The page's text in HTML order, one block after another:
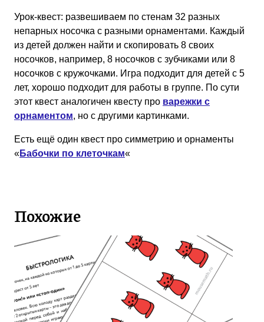
Урок-квест: развешиваем по стенам 32 разных
непарных носочка с разными орнаментами. Каждый
из детей должен найти и скопировать 8 своих
носочков, например, 8 носочков с зубчиками или 8
носочков с кружочками. Игра подходит для детей с 5
лет, хорошо подходит для работы в группе. По сути
этот квест аналогичен квесту про варежки с
орнаментом, но с другими картинками.
Есть ещё один квест про симметрию и орнаменты
«Бабочки по клеточкам«
Похожие